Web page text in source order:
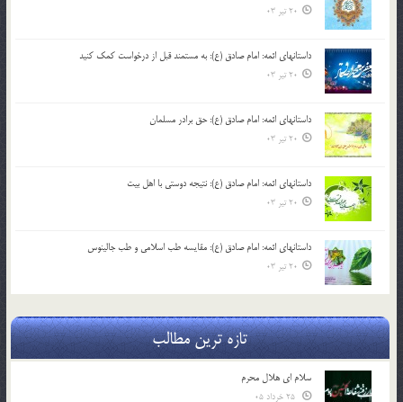
20 تیر 03
داستانهای ائمه: امام صادق (ع): به مستمند قبل از درخواست کمک کنید
20 تیر 03
داستانهای ائمه: امام صادق (ع): حق برادر مسلمان
20 تیر 03
داستانهای ائمه: امام صادق (ع): نتیجه دوستی با اهل بیت
20 تیر 03
داستانهای ائمه: امام صادق (ع): مقایسه طب اسلامی و طب جالینوس
20 تیر 03
تازه ترین مطالب
سلام ای هلال محرم